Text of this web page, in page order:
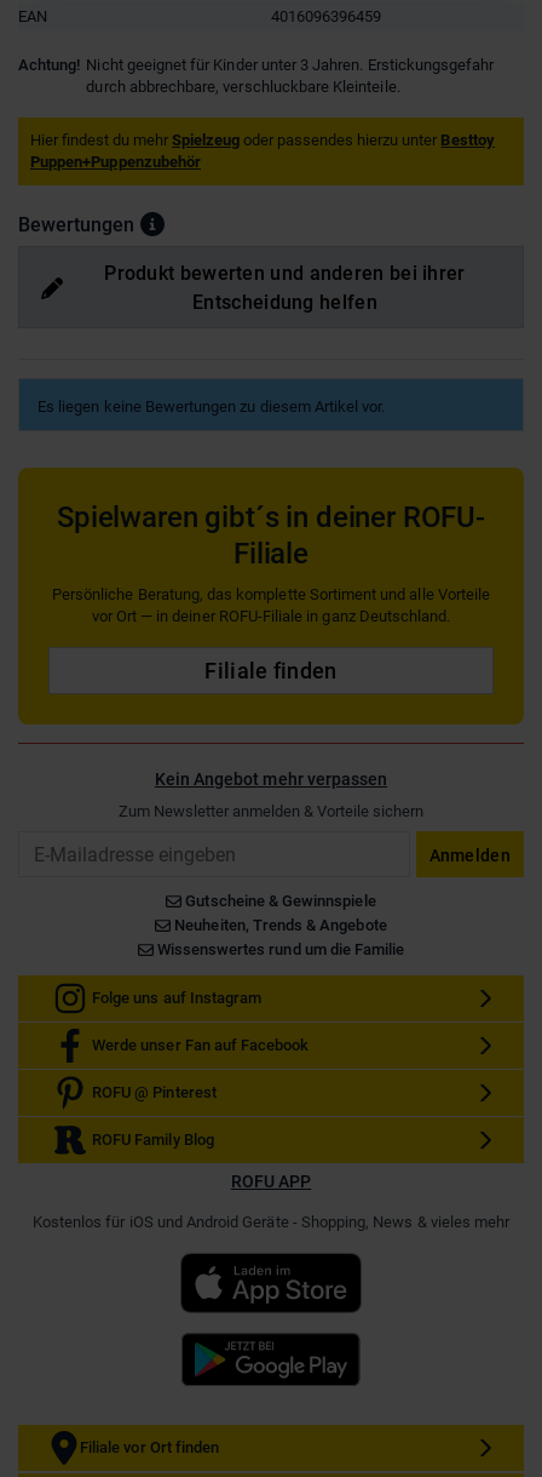
EAN
4016096396459
Achtung! Nicht geeignet für Kinder unter 3 Jahren. Erstickungsgefahr
durch abbrechbare, verschluckbare Kleinteile.
Hier findest du mehr Spielzeug oder passendes hierzu unter Besttoy
Puppen+Puppenzubehör
Bewertungen
Produkt bewerten und anderen bei ihrer
Entscheidung helfen
Es liegen keine Bewertungen zu diesem Artikel vor.
Spielwaren gibt´s in deiner ROFU-
Filiale
Persönliche Beratung, das komplette Sortiment und alle Vorteile
vor Ort — in deiner ROFU-Filiale in ganz Deutschland.
Filiale finden
Kein Angebot mehr verpassen
Zum Newsletter anmelden & Vorteile sichern
Anmelden
Gutscheine & Gewinnspiele
Neuheiten, Trends & Angebote
Wissenswertes rund um die Familie
Folge uns auf Instagram
Werde unser Fan auf Facebook
ROFU @ Pinterest
ROFU Family Blog
ROFU APP
Kostenlos für iOS und Android Geräte - Shopping, News & vieles mehr
Filiale vor Ort finden